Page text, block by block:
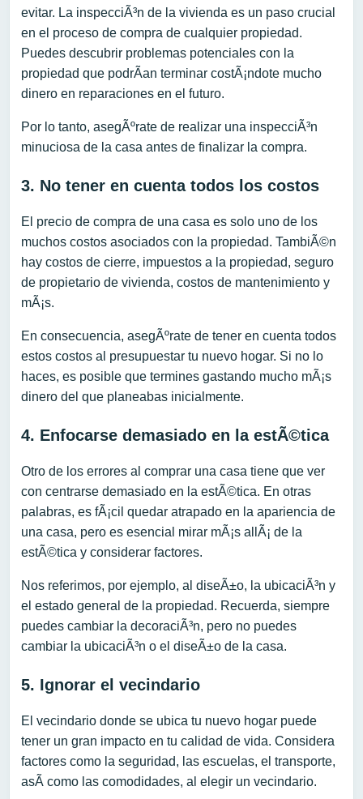
evitar. La inspecciÃ³n de la vivienda es un paso crucial
en el proceso de compra de cualquier propiedad.
Puedes descubrir problemas potenciales con la
propiedad que podrÃ­an terminar costÃ¡ndote mucho
dinero en reparaciones en el futuro.
Por lo tanto, asegÃºrate de realizar una inspecciÃ³n
minuciosa de la casa antes de finalizar la compra.
3. No tener en cuenta todos los costos
El precio de compra de una casa es solo uno de los
muchos costos asociados con la propiedad. TambiÃ©n
hay costos de cierre, impuestos a la propiedad, seguro
de propietario de vivienda, costos de mantenimiento y
mÃ¡s.
En consecuencia, asegÃºrate de tener en cuenta todos
estos costos al presupuestar tu nuevo hogar. Si no lo
haces, es posible que termines gastando mucho mÃ¡s
dinero del que planeabas inicialmente.
4. Enfocarse demasiado en la estÃ©tica
Otro de los errores al comprar una casa tiene que ver
con centrarse demasiado en la estÃ©tica. En otras
palabras, es fÃ¡cil quedar atrapado en la apariencia de
una casa, pero es esencial mirar mÃ¡s allÃ¡ de la
estÃ©tica y considerar factores.
Nos referimos, por ejemplo, al diseÃ±o, la ubicaciÃ³n y
el estado general de la propiedad. Recuerda, siempre
puedes cambiar la decoraciÃ³n, pero no puedes
cambiar la ubicaciÃ³n o el diseÃ±o de la casa.
5. Ignorar el vecindario
El vecindario donde se ubica tu nuevo hogar puede
tener un gran impacto en tu calidad de vida. Considera
factores como la seguridad, las escuelas, el transporte,
asÃ­ como las comodidades, al elegir un vecindario.